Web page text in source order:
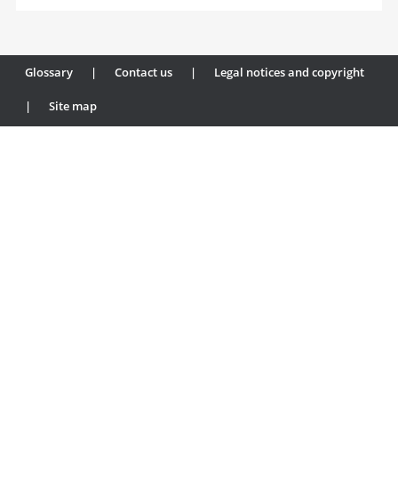
Glossary | Contact us | Legal notices and copyright
| Site map